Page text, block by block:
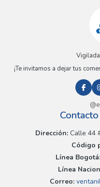
¡Te invitamos a dejar tus
Dirección:Calle 44
Código
Línea Bogotá:
Línea
Correo: